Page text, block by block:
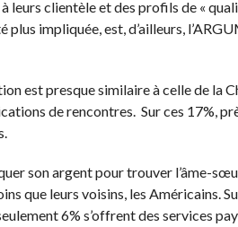
leurs clientèle et des profils de «
plus impliquée, est, d’ailleurs,
est presque similaire à celle de la
de rencontres. Sur ces 17%,
son argent pour trouver l’âme-
que leurs voisins, les Américains.
6% s’offrent des services